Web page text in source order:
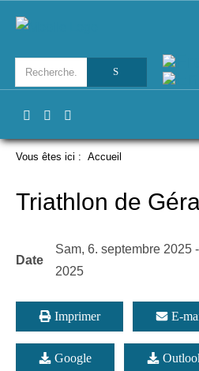
Vous êtes ici : Accueil
Triathlon de
Date
Sam, 6. septembre 2025 -
2025
Imprimer E-
Google